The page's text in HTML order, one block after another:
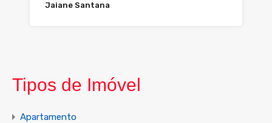
Jaiane Santana
Tipos de Imóvel
Apartamento